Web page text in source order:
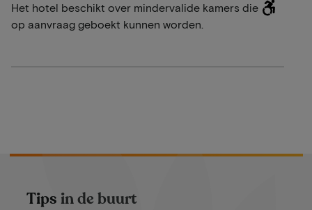
Het hotel beschikt over mindervalide kamers die
op aanvraag geboekt kunnen worden.
Tips in de buurt